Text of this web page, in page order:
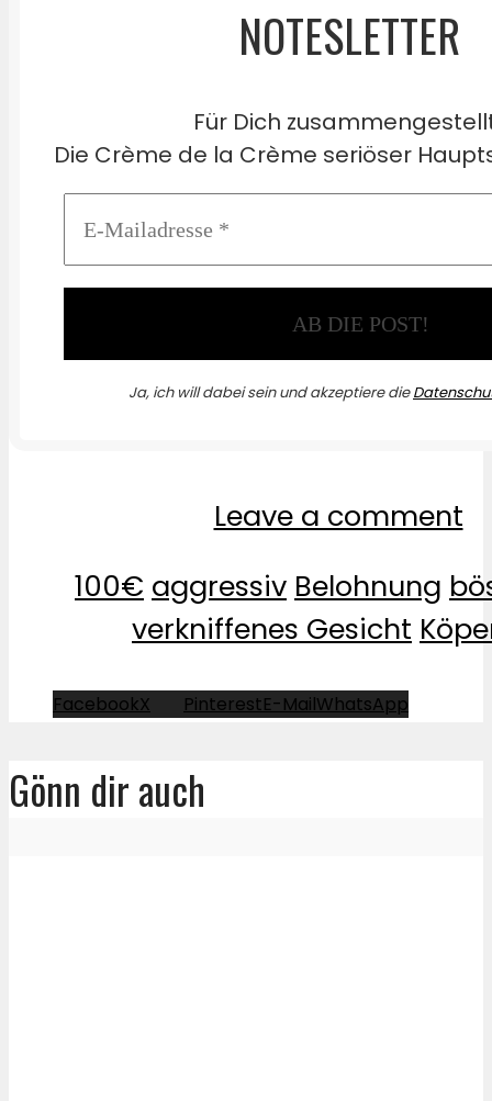
NOTESLETTER
Für Dich
Die Crème de la Crème seriöser
Ja, ich will dabei sein und akzeptiere die
Leave a comment
100€ aggressiv Belohnung
verkniffenes Gesicht
FacebookX PinterestE-MailWhatsApp
Gönn dir auch